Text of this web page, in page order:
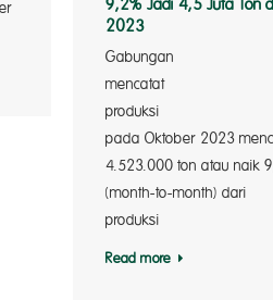
9,2% Jadi 4,5 Juta Ton
2023
mencatat
pada Oktober 2023
4.523.000 ton atau naik
(month-to-month) dari
Read more